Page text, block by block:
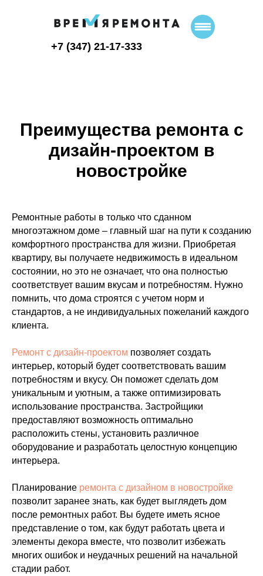
+7 (347) 21-17-333
Преимущества ремонта с
дизайн-проектом в
новостройке
Ремонтные работы в только что сданном
многоэтажном доме – главный шаг на пути к созданию
комфортного пространства для жизни. Приобретая
квартиру, вы получаете недвижимость в идеальном
состоянии, но это не означает, что она полностью
соответствует вашим вкусам и потребностям. Нужно
помнить, что дома строятся с учетом норм и
стандартов, а не индивидуальных пожеланий каждого
клиента.
Ремонт с дизайн-проектом позволяет создать
интерьер, который будет соответствовать вашим
потребностям и вкусу. Он поможет сделать дом
уникальным и уютным, а также оптимизировать
использование пространства. Застройщики
предоставляют возможность оптимально
расположить стены, установить различное
оборудование и разработать целостную концепцию
интерьера.
Планирование ремонта с дизайном в новостройке
позволит заранее знать, как будет выглядеть дом
после ремонтных работ. Вы будете иметь ясное
представление о том, как будут работать цвета и
элементы декора вместе, что позволит избежать
многих ошибок и неудачных решений на начальной
стадии работ.